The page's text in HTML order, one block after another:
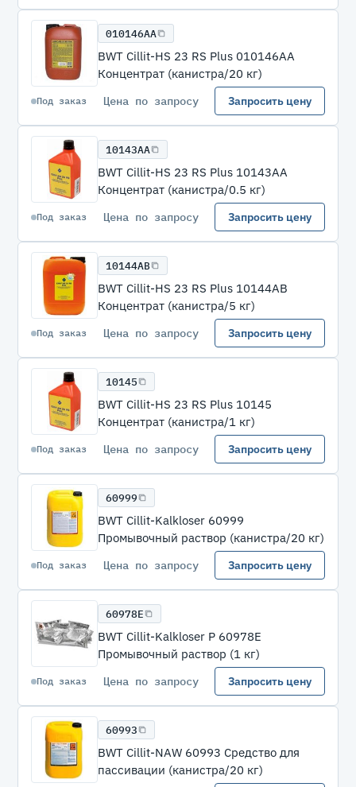
010146АА
BWT Cillit-HS 23 RS Plus 010146АА
Концентрат (канистра/20 кг)
Под заказ Цена по запросу Запросить цену
10143АА
BWT Cillit-HS 23 RS Plus 10143АА
Концентрат (канистра/0.5 кг)
Под заказ Цена по запросу Запросить цену
10144АВ
BWT Cillit-HS 23 RS Plus 10144АВ
Концентрат (канистра/5 кг)
Под заказ Цена по запросу Запросить цену
10145
BWT Cillit-HS 23 RS Plus 10145
Концентрат (канистра/1 кг)
Под заказ Цена по запросу Запросить цену
60999
BWT Cillit-Kalkloser 60999
Промывочный раствор (канистра/20 кг)
Под заказ Цена по запросу Запросить цену
60978E
BWT Cillit-Kalkloser P 60978E
Промывочный раствор (1 кг)
Под заказ Цена по запросу Запросить цену
60993
BWT Cillit-NAW 60993 Средство для
пассивации (канистра/20 кг)